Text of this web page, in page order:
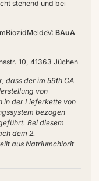
stehend und bei
BAuA
10, 41363 Jüchen
dass der im 59th CA
von
in der Lieferkette von
bezogen
Bei diesem
dem 2.
aus Natriumchlorit